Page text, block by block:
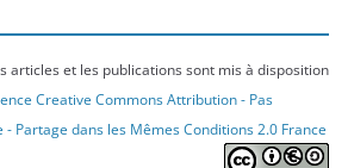
articles et les publications sont mis à disposition
Creative Commons Attribution - Pas
- Partage dans les Mêmes Conditions 2.0 France